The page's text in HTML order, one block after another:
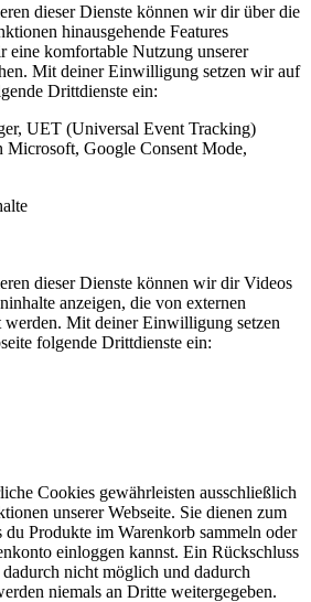
dieser Dienste können wir dir über die
hinausgehende Features
eine komfortable Nutzung unserer
Mit deiner Einwilligung setzen wir auf
Drittdienste ein:
UET (Universal Event Tracking)
Microsoft, Google Consent Mode,
dieser Dienste können wir dir Videos
anzeigen, die von externen
werden. Mit deiner Einwilligung setzen
folgende Drittdienste ein:
Cookies gewährleisten ausschließlich
unserer Webseite. Sie dienen zum
du Produkte im Warenkorb sammeln oder
einloggen kannst. Ein Rückschluss
nicht möglich und dadurch
niemals an Dritte weitergegeben.